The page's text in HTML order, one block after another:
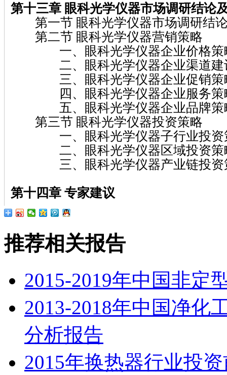
第十三章 眼科光学仪器市场调研结论
第一节 眼科光学仪器市场调研结
第二节 眼科光学仪器营销策略
一、眼科光学仪器企业价格策
二、眼科光学仪器企业渠道建
三、眼科光学仪器企业促销策
四、眼科光学仪器企业服务策
五、眼科光学仪器企业品牌策
第三节 眼科光学仪器投资策略
一、眼科光学仪器子行业投资
二、眼科光学仪器区域投资策
三、眼科光学仪器产业链投资
第十四章 专家建议
推荐相关报告
2015-2019年中国非定
2013-2018年中国净化
分析报告
2015年换热器行业投